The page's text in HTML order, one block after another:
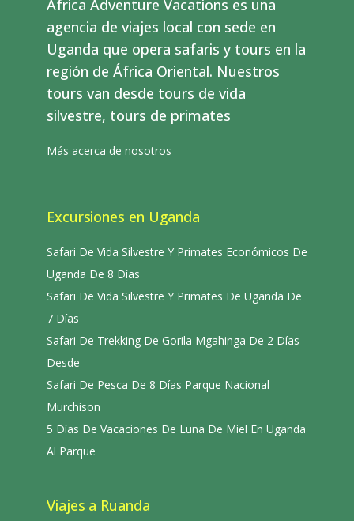
Africa Adventure Vacations es una
agencia de viajes local con sede en
Uganda que opera safaris y tours en la
región de África Oriental. Nuestros
tours van desde tours de vida
silvestre, tours de primates
Más acerca de nosotros
Excursiones en Uganda
Safari De Vida Silvestre Y Primates Económicos De
Uganda De 8 Días
Safari De Vida Silvestre Y Primates De Uganda De
7 Días
Safari De Trekking De Gorila Mgahinga De 2 Días
Desde
Safari De Pesca De 8 Días Parque Nacional
Murchison
5 Días De Vacaciones De Luna De Miel En Uganda
Al Parque
Viajes a Ruanda